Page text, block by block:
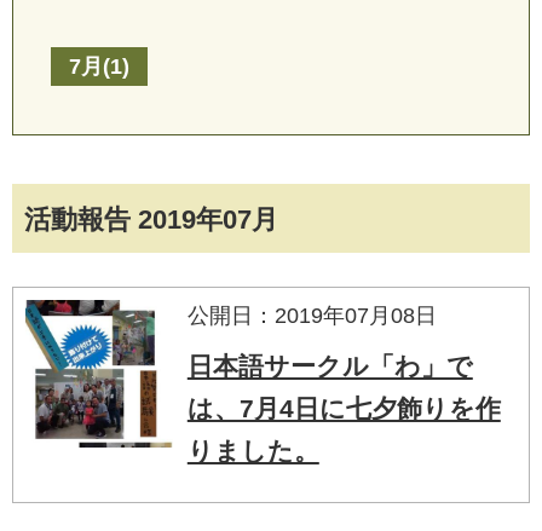
活動報告 2019年07月
公開日：2019年07月08日
日本語サークル「わ」で
は、7月4日に七夕飾りを作
りました。
7月(1)